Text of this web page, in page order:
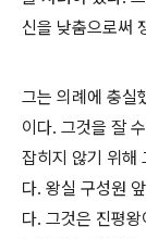
신을 낮춤으로써
그는 의례에 충실
이다. 그것을 잘
잡히지 않기 위해
다. 왕실 구성원
다. 그것은 진평